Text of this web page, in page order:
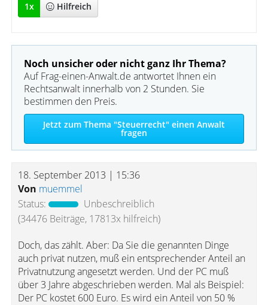
1x Hilfreich
Noch unsicher oder nicht ganz Ihr Thema?
Auf Frag-einen-Anwalt.de antwortet Ihnen ein
Rechtsanwalt innerhalb von 2 Stunden. Sie
bestimmen den Preis.
Jetzt zum Thema "Steuerrecht" einen Anwalt
fragen
18. September 2013 | 15:36
Von muemmel
Status:
Unbeschreiblich
(34476 Beiträge, 17813x hilfreich)
Doch, das zählt. Aber: Da Sie die genannten Dinge
auch privat nutzen, muß ein entsprechender Anteil an
Privatnutzung angesetzt werden. Und der PC muß
über 3 Jahre abgeschrieben werden. Mal als Beispiel:
Der PC kostet 600 Euro. Es wird ein Anteil von 50 %